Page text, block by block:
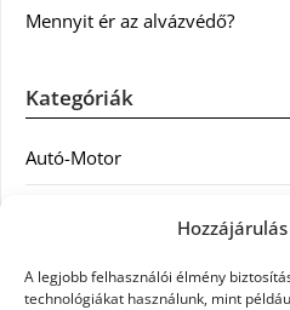
A legjobb felhasználói élmény
technológiákat használunk, mint
Mennyit ér az alvázvédő?
Kategóriák
Autó-Motor
Egészség